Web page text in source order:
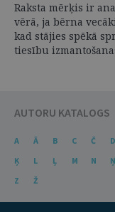
Raksta mērķis ir
vērā, ja bērna
kad stājies spēkā
tiesību
AUTORU KATALOGS
A Ā B C Č D
Ķ
L Ļ M N Ņ
Z
Ž